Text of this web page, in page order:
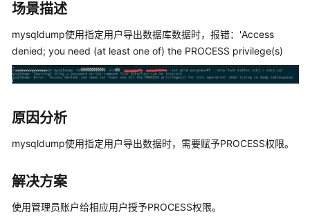
介
费
门
内
场景描述
mysqldump使用指定用户导出数据库数据时，报错：'Access
denied; you need (at least one of) the PROCESS privilege(s)
原因分析
mysqldump使用指定用户导出数据时，需要赋予PROCESS权限。
解决方案
使用管理员账户给相应用户授予PROCESS权限。